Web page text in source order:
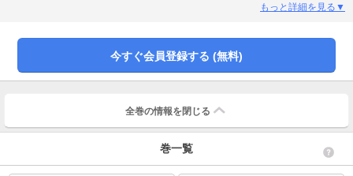
もっと詳細を見る▼
今すぐ会員登録する (無料)
全巻の情報を 閉じる
巻一覧